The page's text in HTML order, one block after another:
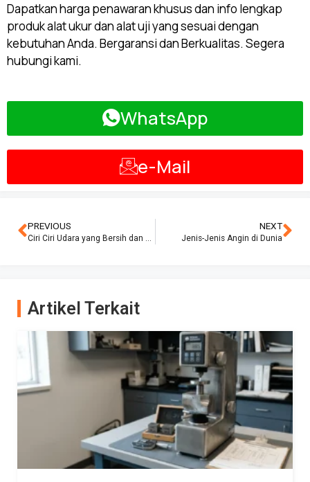
Dapatkan harga penawaran khusus dan info lengkap
produk alat ukur dan alat uji yang sesuai dengan
kebutuhan Anda. Bergaransi dan Berkualitas. Segera
hubungi kami.
WhatsApp
e-Mail
PREVIOUS
Ciri Ciri Udara yang Bersih dan Sehat
NEXT
Jenis-Jenis Angin di Dunia
Artikel Terkait